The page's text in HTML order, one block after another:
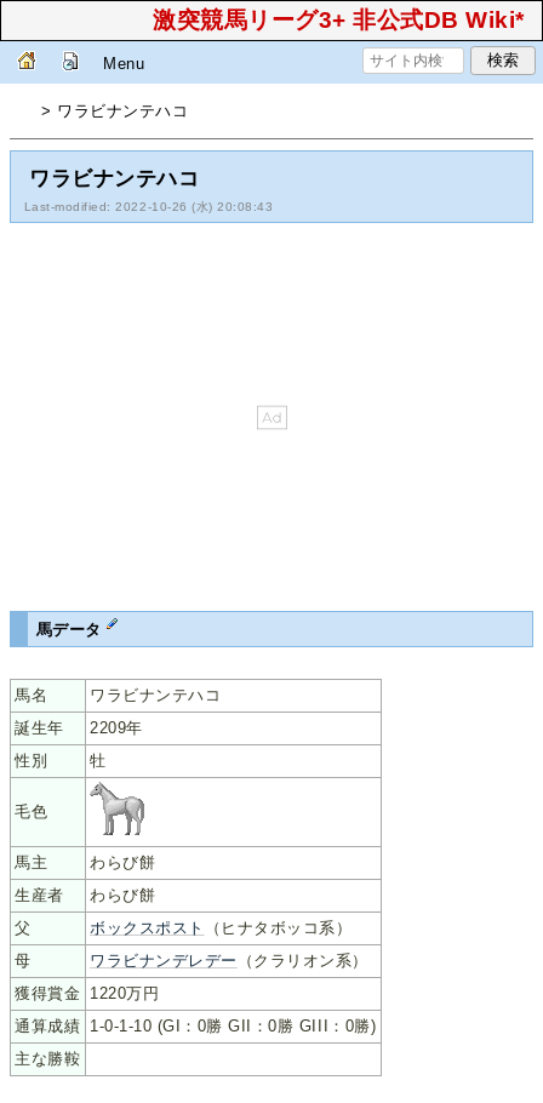
激突競馬リーグ3+ 非公式DB Wiki*
Menu
> ワラビナンテハコ
ワラビナンテハコ
Last-modified: 2022-10-26 (水) 20:08:43
馬データ
馬名
ワラビナンテハコ
誕生年
2209年
性別
牡
毛色
馬主
わらび餅
生産者
わらび餅
父
ボックスポスト
（ヒナタボッコ系）
母
ワラビナンデレデー
（クラリオン系）
獲得賞金 1220万円
通算成績 1-0-1-10 (GI：0勝 GII：0勝 GIII：0勝)
主な勝鞍